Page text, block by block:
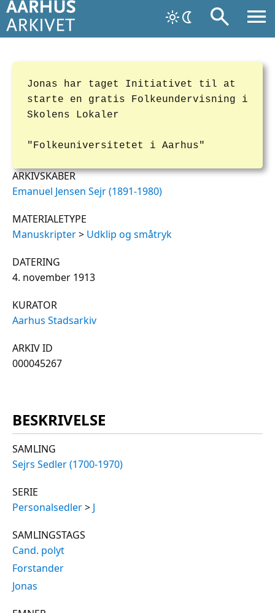
Jonas har taget Initiativet til at
starte en gratis Folkeundervisning i
Skolens Lokaler
"Folkeuniversitetet i Aarhus"
ARKIVSKABER
Emanuel Jensen Sejr (1891-1980)
MATERIALETYPE
Manuskripter> Udklip og småtryk
DATERING
4. november 1913
KURATOR
Aarhus Stadsarkiv
ARKIV ID
000045267
BESKRIVELSE
SAMLING
Sejrs Sedler (1700-1970)
SERIE
Personalsedler> J
SAMLINGSTAGS
Cand. polyt
Forstander
Jonas